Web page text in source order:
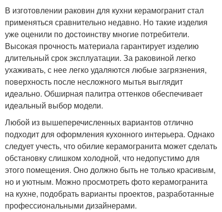
В изготовлении раковин для кухни керамогранит стал
применяться сравнительно недавно. Но такие изделия
уже оценили по достоинству многие потребители.
Высокая прочность материала гарантирует изделию
длительный срок эксплуатации. За раковиной легко
ухаживать, с нее легко удаляются любые загрязнения,
поверхность после несложного мытья выглядит
идеально. Обширная палитра оттенков обеспечивает
идеальный выбор модели.
Любой из вышеперечисленных вариантов отлично
подходит для оформления кухонного интерьера. Однако
следует учесть, что обилие керамогранита может сделать
обстановку слишком холодной, что недопустимо для
этого помещения. Оно должно быть не только красивым,
но и уютным. Можно просмотреть фото керамогранита
на кухне, подобрать варианты проектов, разработанные
профессиональными дизайнерами.